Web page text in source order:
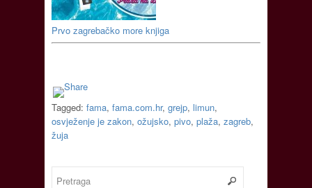
Prvo zagrebačko more knjiga
Tagged: fama, fama.com.hr, grejp, limun,
osvježenje je zakon, ožujsko, pivo, plaža, zagreb,
žuja